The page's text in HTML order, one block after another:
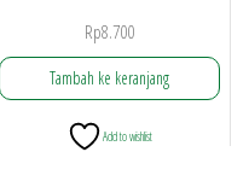
Rp8.700
Tambah ke keranjang
Add to wishlist